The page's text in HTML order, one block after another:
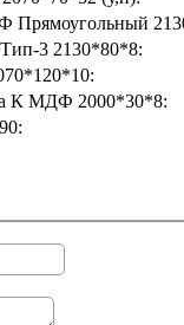
3 2130*80*8:
К МДФ 2000*30*8: